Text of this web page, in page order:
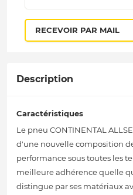
RECEVOIR PAR MAIL
Description
Caractéristiques
Le pneu CONTINENTAL
d'une nouvelle composition
performance sous toutes les
meilleure adhérence quelle
distingue par ses matériaux